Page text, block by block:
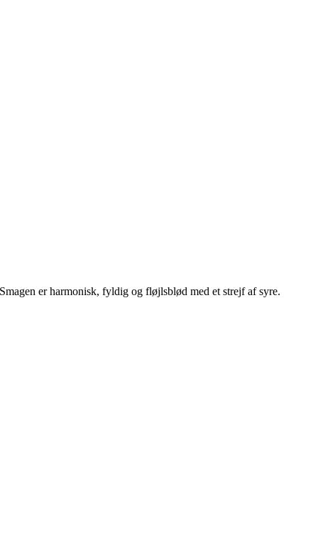
er harmonisk, fyldig og fløjlsblød med et strejf af syre.